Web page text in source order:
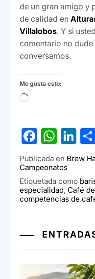
de un gran amigo y
de calidad en
Villalobos. Y si
comentario no
conversamos.
Me gusta esto:
Cargando...
F
a
c
e
b
o
k
W
h
at
s
A
p
Li
n
ke
dI
n
Publicada en Brew
Campeonatos
Etiquetada como
especialidad, Café
competencias de